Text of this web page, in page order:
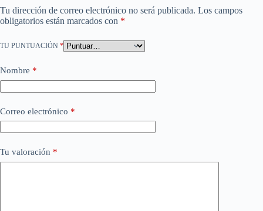
Tu dirección de correo electrónico no será publicada. Los campos
obligatorios están marcados con *
TU PUNTUACIÓN *
Nombre *
Correo electrónico *
Tu valoración *